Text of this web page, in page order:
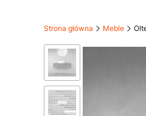
Strona główna Meble